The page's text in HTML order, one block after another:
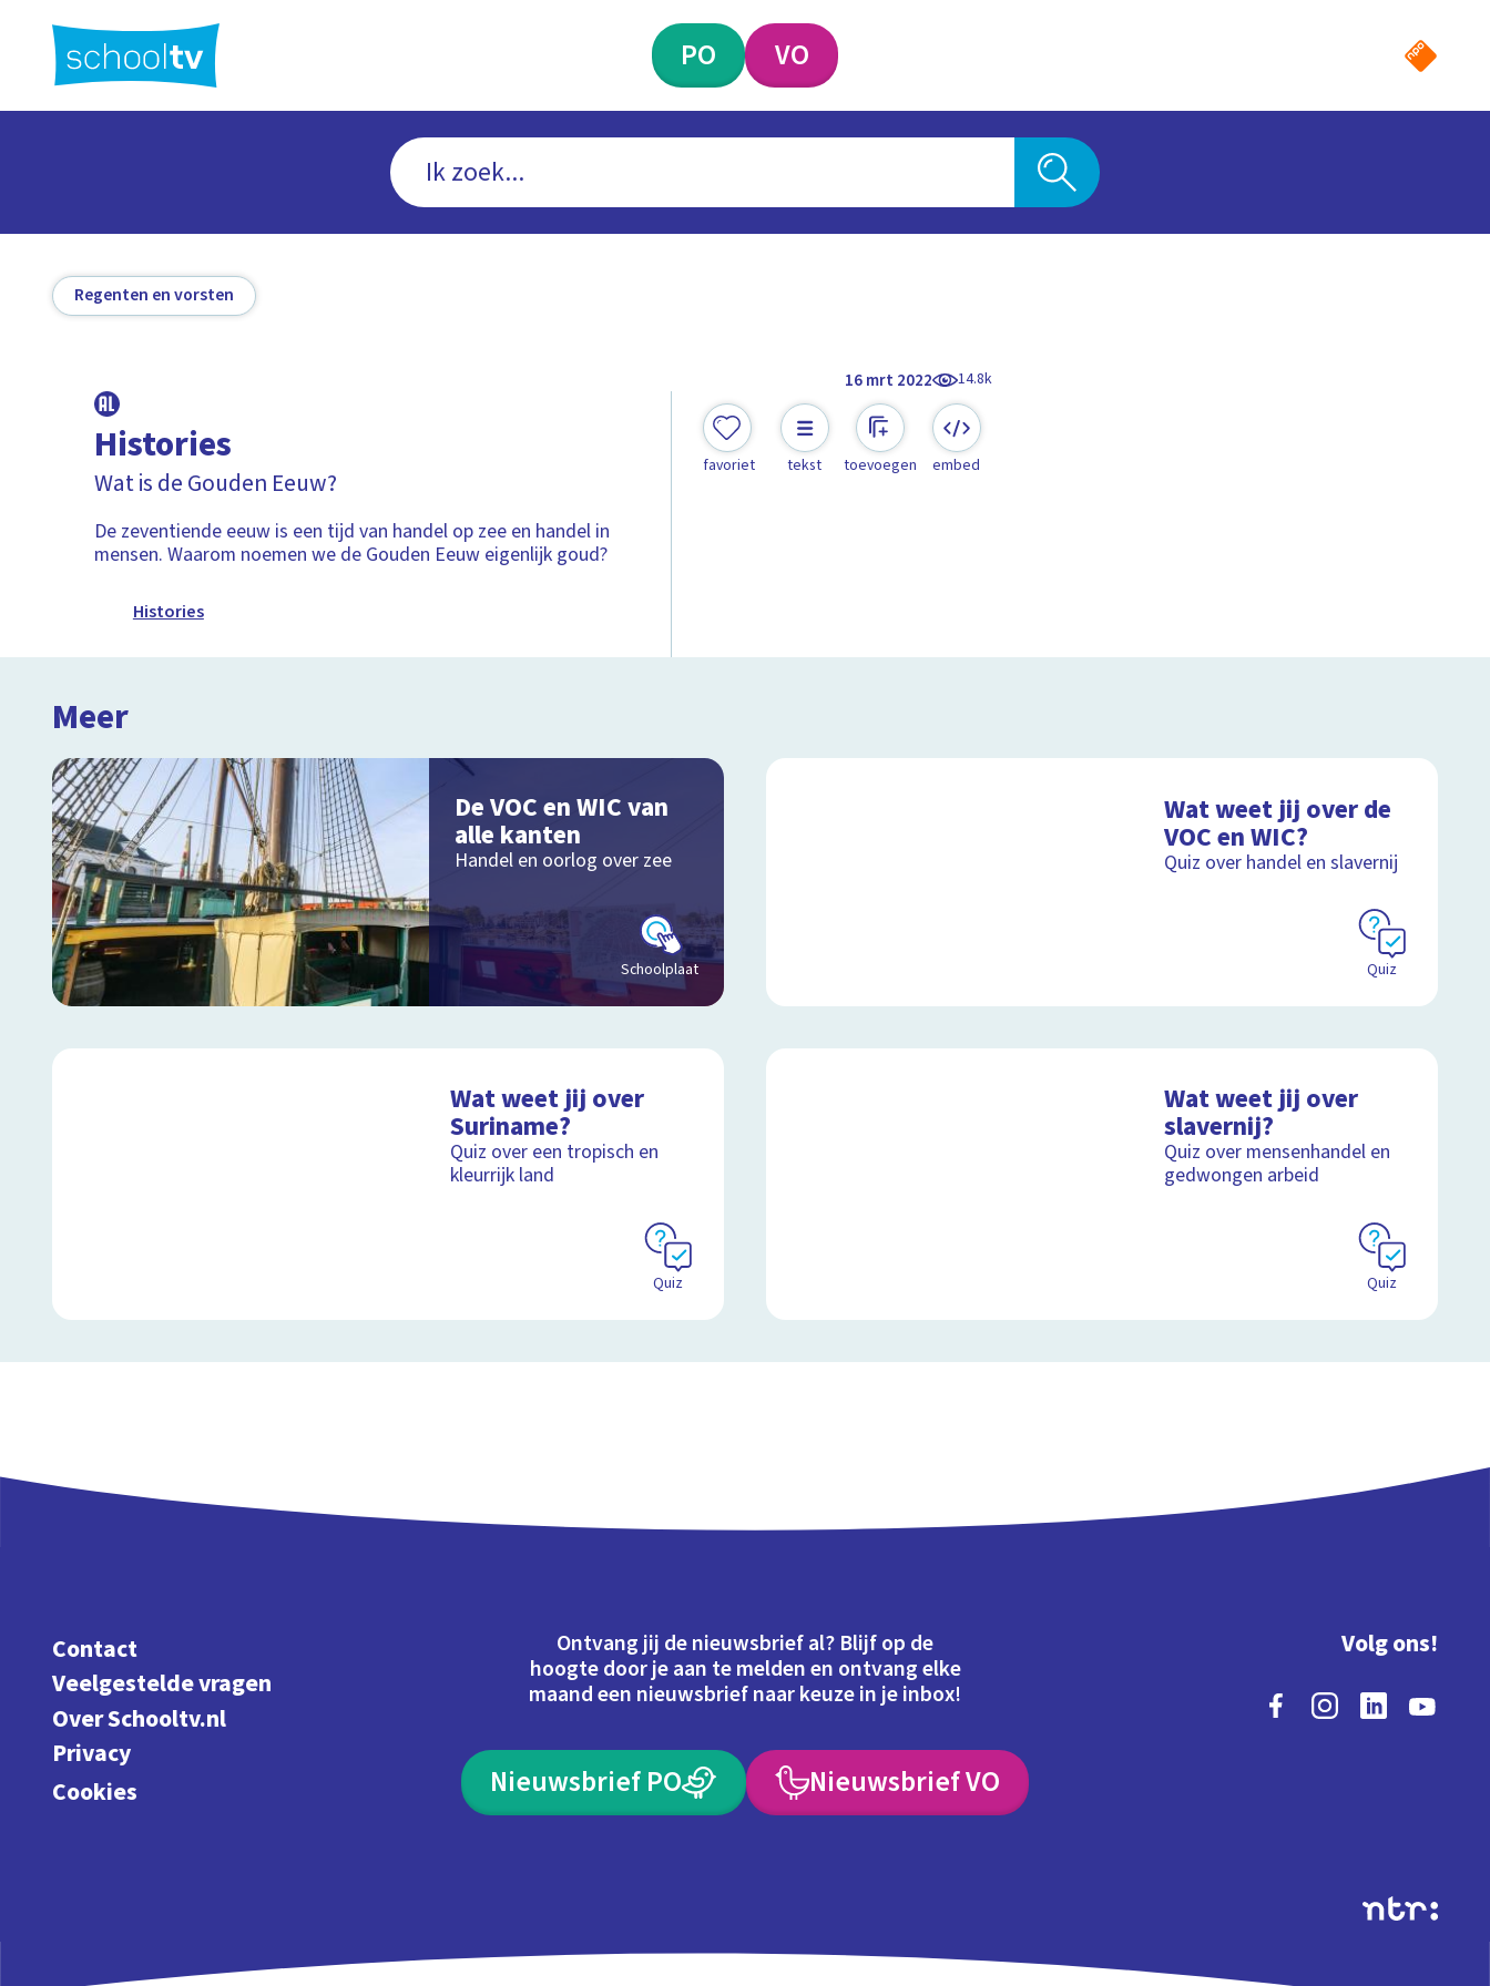
hoofdinhoud
PO VO
Regenten en vorsten
16 mrt 2022 14.8k
Histories
Wat is de Gouden Eeuw?
De zeventiende eeuw is een tijd van handel op zee en handel in
mensen. Waarom noemen we de Gouden Eeuw eigenlijk goud?
Histories
favoriet tekst toevoegen embed
Meer
De VOC en WIC van
alle kanten
Handel en oorlog over zee
Schoolplaat
Wat weet jij over de
VOC en WIC?
Quiz over handel en slavernij
Quiz
Wat weet jij over
Suriname?
Quiz over een tropisch en
kleurrijk land
Quiz
Wat weet jij over
slavernij?
Quiz over mensenhandel en
gedwongen arbeid
Quiz
Contact
Veelgestelde vragen
Over Schooltv.nl
Privacy
Cookies
Ontvang jij de nieuwsbrief al? Blijf op de
hoogte door je aan te melden en ontvang elke
maand een nieuwsbrief naar keuze in je inbox!
Nieuwsbrief PO Nieuwsbrief VO
Volg ons!